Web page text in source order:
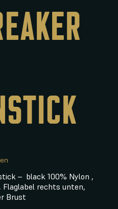
– black 100% Nylon ,
Flaglabel rechts unten,
Brust